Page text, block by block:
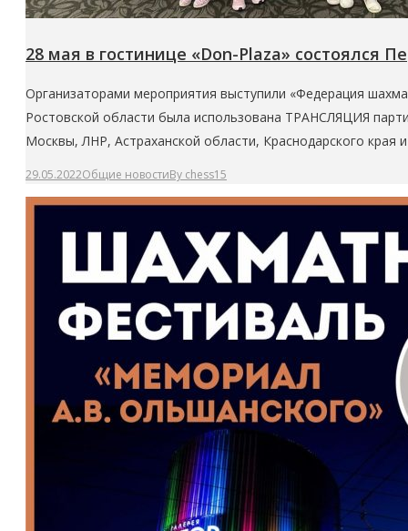
28 мая в гостинице «Don-Plaza» состоялся
Организаторами мероприятия выступили «Федерация
Ростовской области была использована ТРАНСЛЯЦИЯ
Москвы, ЛНР, Астраханской области, Краснодарского
29.05.2022Общие новостиBy chess15